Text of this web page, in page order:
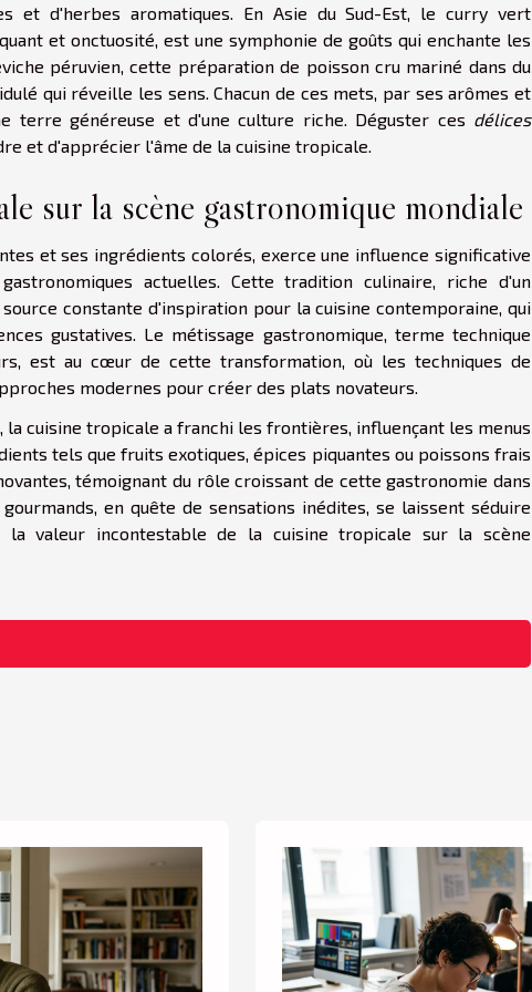
et d'herbes aromatiques. En Asie du Sud-Est, le curry vert
et onctuosité, est une symphonie de goûts qui enchante les
péruvien, cette préparation de poisson cru mariné dans du
qui réveille les sens. Chacun de ces mets, par ses arômes et
terre généreuse et d'une culture riche. Déguster ces délices
et d'apprécier l'âme de la cuisine tropicale.
sur la scène gastronomique mondiale
et ses ingrédients colorés, exerce une influence significative
actuelles. Cette tradition culinaire, riche d'un
constante d'inspiration pour la cuisine contemporaine, qui
gustatives. Le métissage gastronomique, terme technique
est au cœur de cette transformation, où les techniques de
modernes pour créer des plats novateurs.
la cuisine tropicale a franchi les frontières, influençant les menus
tels que fruits exotiques, épices piquantes ou poissons frais
témoignant du rôle croissant de cette gastronomie dans
en quête de sensations inédites, se laissent séduire
la valeur incontestable de la cuisine tropicale sur la scène